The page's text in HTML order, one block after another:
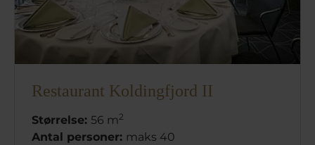
Restaurant Koldingfjord II
Størrelse: 56 m2
Antal personer: maks 40